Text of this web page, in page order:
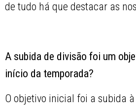
de tudo há que destacar as
A subida de divisão foi um
início da temporada?
O objetivo inicial foi a subida